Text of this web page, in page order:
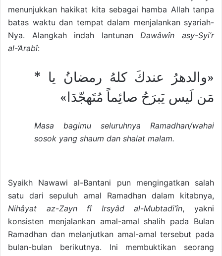
menunjukkan hakikat kita sebagai hamba Allah tanpa
batas waktu dan tempat dalam menjalankan syariah-
Nya. Alangkah indah lantunanDawâwîn asy-Syi’r
al-‘Arabî:
«والدهرُ عندكَ كلهُ رمضانُ يا *
مَن لَيس يَبرَحُ صائِماً مُتَهجّدَا»
Masa bagimu seluruhnya Ramadhan/wahai
sosok yang shaum dan shalat malam.
Syaikh Nawawi al-Bantani pun mengingatkan salah
satu dari sepuluh amal Ramadhan dalam kitabnya,
Nihâyat az-Zayn fî Irsyâd al-Mubtadi’în, yakni
konsisten menjalankan amal-amal shalih pada Bulan
Ramadhan dan melanjutkan amal-amal tersebut pada
bulan-bulan berikutnya. Ini membuktikan seorang